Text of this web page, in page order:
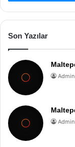
Son Yazılar
Admin
Admin